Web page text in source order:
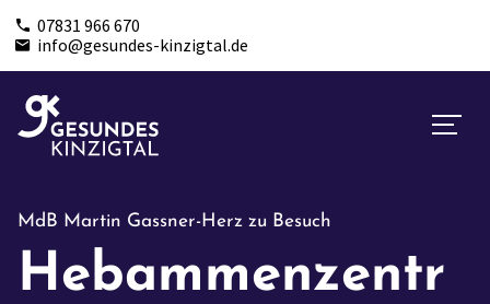
07831 966 670
info@gesundes-kinzigtal.de
MdB Martin Gassner-Herz zu Besuch
Hebammenzentr